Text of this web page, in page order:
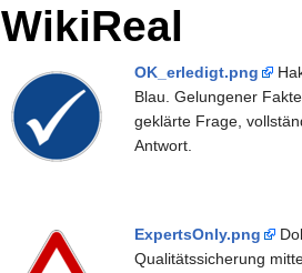
WikiReal
OK_erledigt.png
Blau. Gelungener
geklärte Frage,
Antwort.
ExpertsOnly.png
Qualitätssicherung